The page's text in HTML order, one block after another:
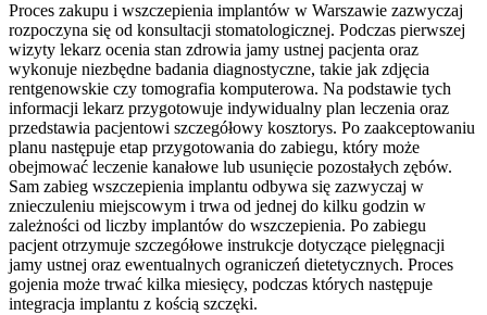
Proces zakupu i wszczepienia implantów w Warszawie zazwyczaj
rozpoczyna się od konsultacji stomatologicznej. Podczas pierwszej
wizyty lekarz ocenia stan zdrowia jamy ustnej pacjenta oraz
wykonuje niezbędne badania diagnostyczne, takie jak zdjęcia
rentgenowskie czy tomografia komputerowa. Na podstawie tych
informacji lekarz przygotowuje indywidualny plan leczenia oraz
przedstawia pacjentowi szczegółowy kosztorys. Po zaakceptowaniu
planu następuje etap przygotowania do zabiegu, który może
obejmować leczenie kanałowe lub usunięcie pozostałych zębów.
Sam zabieg wszczepienia implantu odbywa się zazwyczaj w
znieczuleniu miejscowym i trwa od jednej do kilku godzin w
zależności od liczby implantów do wszczepienia. Po zabiegu
pacjent otrzymuje szczegółowe instrukcje dotyczące pielęgnacji
jamy ustnej oraz ewentualnych ograniczeń dietetycznych. Proces
gojenia może trwać kilka miesięcy, podczas których następuje
integracja implantu z kością szczęki.